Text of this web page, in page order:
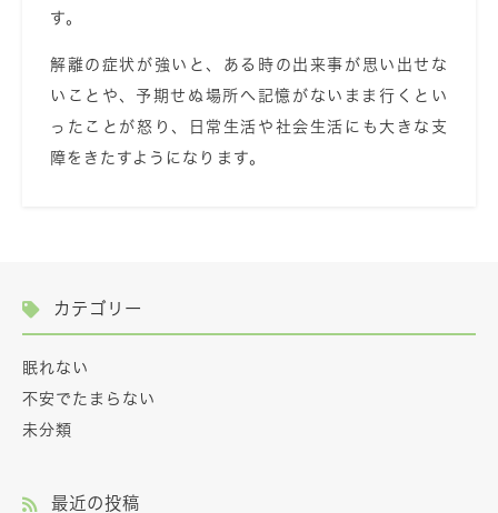
す。
解離の症状が強いと、ある時の出来事が思い出せな
いことや、予期せぬ場所へ記憶がないまま行くとい
ったことが怒り、日常生活や社会生活にも大きな支
障をきたすようになります。
カテゴリー
眠れない
不安でたまらない
未分類
最近の投稿